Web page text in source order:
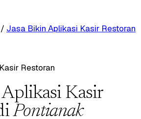
/ Jasa Bikin Aplikasi Kasir Restoran
Restoran
Kasir
Pontianak